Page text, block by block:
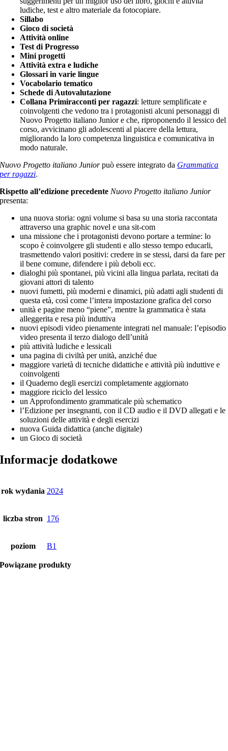
ludiche, test e altro materiale da fotocopiare.
Sillabo
Gioco di società
Attività online
Test di Progresso
Mini progetti
Attività extra e ludiche
Glossari in varie lingue
Vocabolario tematico
Schede di Autovalutazione
Collana Primiracconti per ragazzi: letture semplificate e
coinvolgenti che vedono tra i protagonisti alcuni personaggi di
Nuovo Progetto italiano Junior e che, riproponendo il lessico del
corso, avvicinano gli adolescenti al piacere della lettura,
migliorando la loro competenza linguistica e comunicativa in
modo naturale.
Nuovo Progetto italiano Juniorpuò essere integrato da Grammatica
per ragazzi.
Rispetto all’edizione precedente Nuovo Progetto italiano Junior
presenta:
una nuova storia: ogni volume si basa su una storia raccontata
attraverso una graphic novel e una sit-com
una missione che i protagonisti devono portare a termine: lo
scopo è coinvolgere gli studenti e allo stesso tempo educarli,
trasmettendo valori positivi: credere in se stessi, darsi da fare per
il bene comune, difendere i più deboli ecc.
dialoghi più spontanei, più vicini alla lingua parlata, recitati da
giovani attori di talento
nuovi fumetti, più moderni e dinamici, più adatti agli studenti di
questa età, così come l’intera impostazione grafica del corso
unità e pagine meno “piene”, mentre la grammatica è stata
alleggerita e resa più induttiva
nuovi episodi video pienamente integrati nel manuale: l’episodio
video presenta il terzo dialogo dell’unità
più attività ludiche e lessicali
una pagina di civiltà per unità, anziché due
maggiore varietà di tecniche didattiche e attività più induttive e
coinvolgenti
il Quaderno degli esercizi completamente aggiornato
maggiore riciclo del lessico
un Approfondimento grammaticale più schematico
l’Edizione per insegnanti, con il CD audio e il DVD allegati e le
soluzioni delle attività e degli esercizi
nuova Guida didattica (anche digitale)
un Gioco di società
Informacje dodatkowe
rok wydania 2024
liczba stron 176
poziom B1
Powiązane produkty